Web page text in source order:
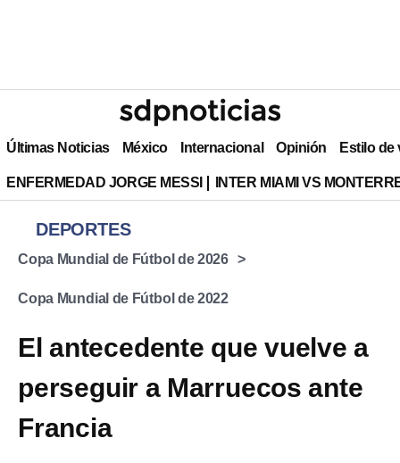
Últimas Noticias México Internacional Opinión Estilo de
ENFERMEDAD JORGE MESSI INTER MIAMI VS
DEPORTES
Copa Mundial de Fútbol de 2026
Copa Mundial de Fútbol de 2022
El antecedente que vuelve a
perseguir a Marruecos ante
Francia